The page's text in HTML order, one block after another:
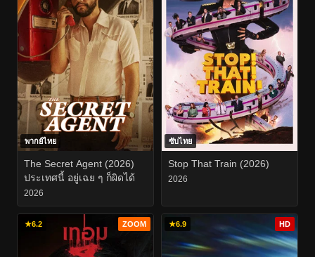
พากย์ไทย
The Secret Agent (2026)
ประเทศนี้ อยู่เฉย ๆ ก็ผิดได้
2026
ซับไทย
Stop That Train (2026)
2026
★6.2 ZOOM ★6.9 HD